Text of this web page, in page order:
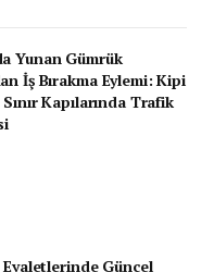
Yunan Gümrük
İş Bırakma Eylemi: Kipi
Kapılarında Trafik
Güncel